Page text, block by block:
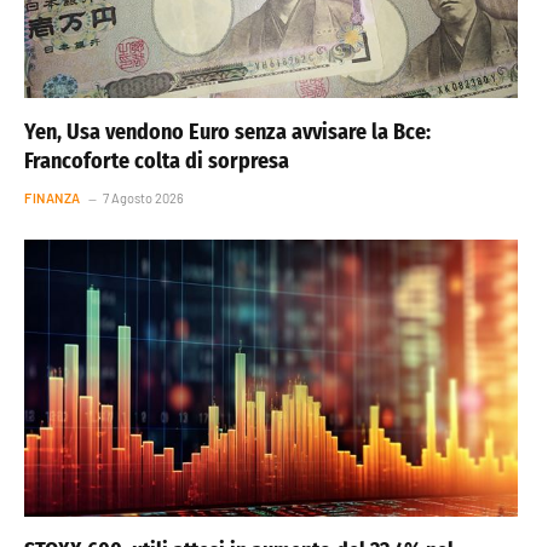
Yen, Usa vendono Euro senza avvisare la Bce:
Francoforte colta di sorpresa
FINANZA 7 Agosto 2026